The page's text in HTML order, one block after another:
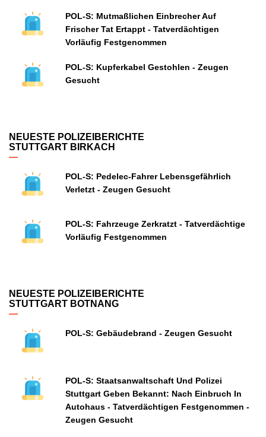
POL-S: Mutmaßlichen Einbrecher Auf
Frischer Tat Ertappt - Tatverdächtigen
Vorläufig Festgenommen
POL-S: Kupferkabel Gestohlen - Zeugen
Gesucht
NEUESTE POLIZEIBERICHTE
STUTTGART BIRKACH
POL-S: Pedelec-Fahrer Lebensgefährlich
Verletzt - Zeugen Gesucht
POL-S: Fahrzeuge Zerkratzt - Tatverdächtige
Vorläufig Festgenommen
NEUESTE POLIZEIBERICHTE
STUTTGART BOTNANG
POL-S: Gebäudebrand - Zeugen Gesucht
POL-S: Staatsanwaltschaft Und Polizei
Stuttgart Geben Bekannt: Nach Einbruch In
Autohaus - Tatverdächtigen Festgenommen -
Zeugen Gesucht